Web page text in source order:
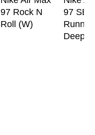
97 Rock N
Roll (W)
97 SE
Deep